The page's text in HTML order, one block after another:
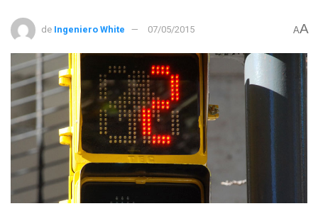
de Ingeniero White 07/05/2015 AA